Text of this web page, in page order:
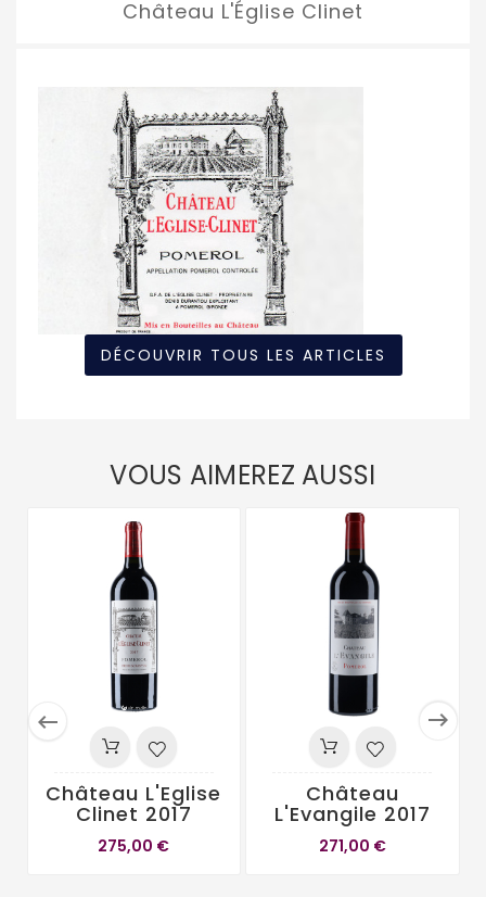
Château L'Église Clinet
DÉCOUVRIR TOUS LES ARTICLES
VOUS AIMEREZ AUSSI
 
Château L'Eglise
Clinet 2017
275,00 €
Château
L'Evangile 2017
271,00 €